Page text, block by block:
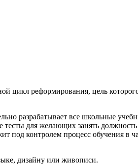
цикл реформирования, цель
разрабатывает все школьные
тесты для желающих занять
под контролем процесс обучения в
дизайну или живописи.